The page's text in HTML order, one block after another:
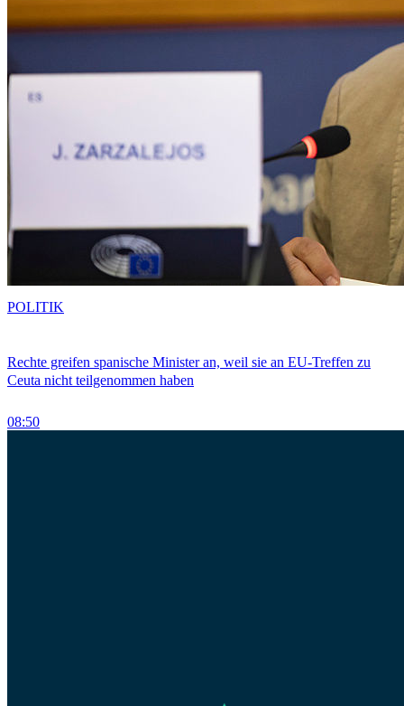
Rechte greifen spanische Minister an, weil sie an EU-Treffen zu
Ceuta nicht teilgenommen haben
08:50
POLITIK